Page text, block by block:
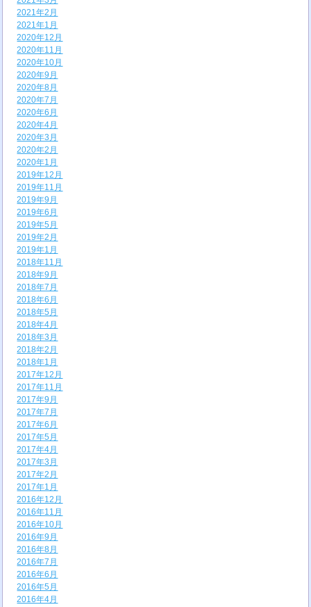
2021年2月
2021年1月
2020年12月
2020年11月
2020年10月
2020年9月
2020年8月
2020年7月
2020年6月
2020年4月
2020年3月
2020年2月
2020年1月
2019年12月
2019年11月
2019年9月
2019年6月
2019年5月
2019年2月
2019年1月
2018年11月
2018年9月
2018年7月
2018年6月
2018年5月
2018年4月
2018年3月
2018年2月
2018年1月
2017年12月
2017年11月
2017年9月
2017年7月
2017年6月
2017年5月
2017年4月
2017年3月
2017年2月
2017年1月
2016年12月
2016年11月
2016年10月
2016年9月
2016年8月
2016年7月
2016年6月
2016年5月
2016年4月